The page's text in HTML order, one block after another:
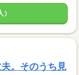
夫。そのうち見